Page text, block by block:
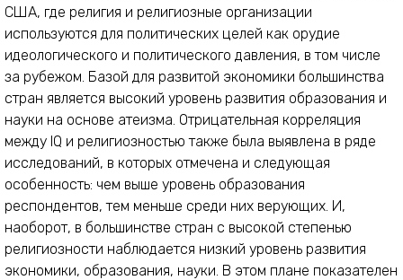
США, где религия и религиозные организации
используются для политических целей как орудие
идеологического и политического давления, в том числе
за рубежом. Базой для развитой экономики большинства
стран является высокий уровень развития образования и
науки на основе атеизма. Отрицательная корреляция
между IQ и религиозностью также была выявлена в ряде
исследований, в которых отмечена и следующая
особенность: чем выше уровень образования
респондентов, тем меньше среди них верующих. И,
наоборот, в большинстве стран с высокой степенью
религиозности наблюдается низкий уровень развития
экономики, образования, науки. В этом плане показателен